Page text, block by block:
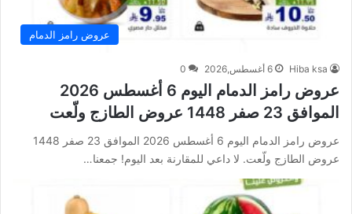
عروض رامز الدمام
Hiba ksa 6 أغسطس,2026 0
عروض رامز الدمام اليوم 6 أغسطس 2026
الموافق 23 صفر 1448 عروض الطازج ولّعت
عروض رامز الدمام اليوم 6 أغسطس 2026 الموافق 23 صفر 1448
عروض الطازج ولّعت. لا داعي للمقارنة بعد اليوم! جمعنا…